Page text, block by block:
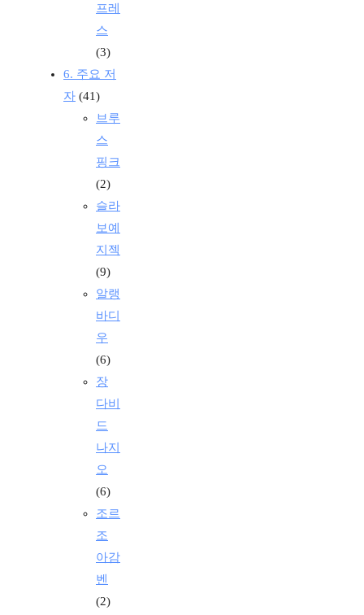
프레
스
(3)
6. 주요 저
자 (41)
브루
스
핑크
(2)
슬라
보예
지젝
(9)
알랭
바디
우
(6)
장
다비
드
나지
오
(6)
조르
조
아감
벤
(2)